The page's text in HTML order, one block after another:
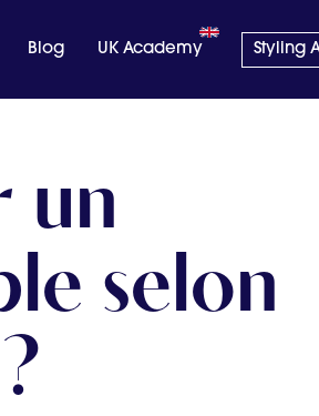
Blog UK Academy Styling
un
selon